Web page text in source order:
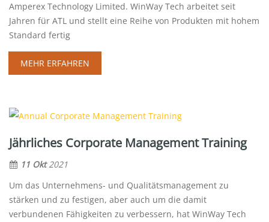
Amperex Technology Limited. WinWay Tech arbeitet seit
Jahren für ATL und stellt eine Reihe von Produkten mit hohem
Standard fertig
MEHR ERFAHREN
Jährliches Corporate Management Training
11 Okt 2021
Um das Unternehmens- und Qualitätsmanagement zu
stärken und zu festigen, aber auch um die damit
verbundenen Fähigkeiten zu verbessern, hat WinWay Tech